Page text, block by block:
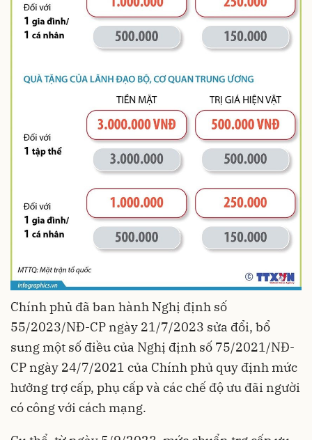
Chính phủ đã ban hành Nghị định số
55/2023/NĐ-CP ngày 21/7/2023 sửa đổi, bổ
sung một số điều của Nghị định số 75/2021/NĐ-
CP ngày 24/7/2021 của Chính phủ quy định mức
hưởng trợ cấp, phụ cấp và các chế độ ưu đãi người
có công với cách mạng.